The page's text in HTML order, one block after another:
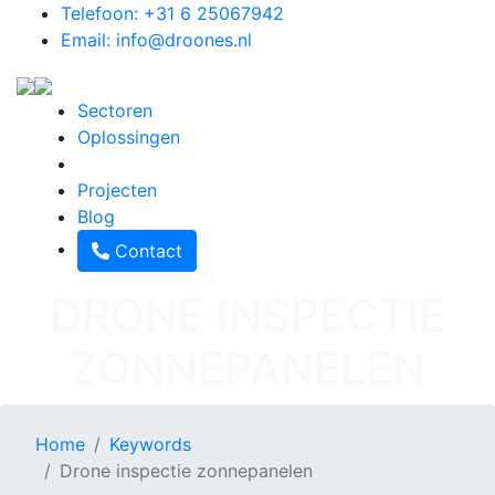
Telefoon: +31 6 25067942
Email: info@droones.nl
Sectoren
Oplossingen
Projecten
Blog
Contact
Home
Keywords
Drone inspectie zonnepanelen